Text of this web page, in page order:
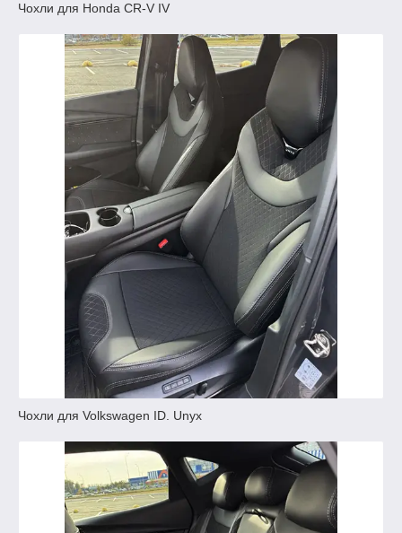
Чохли для Honda CR-V IV
Чохли для Volkswagen ID. Unyx